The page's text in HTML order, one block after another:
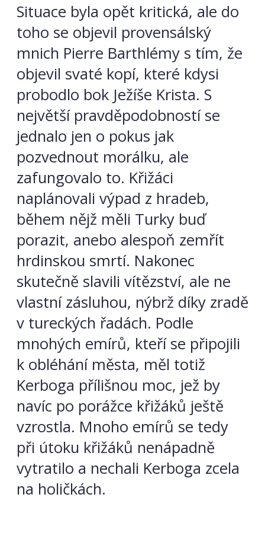
Situace byla opět kritická, ale do
toho se objevil provensálský
mnich Pierre Barthlémy s tím, že
objevil svaté kopí, které kdysi
probodlo bok Ježíše Krista. S
největší pravděpodobností se
jednalo jen o pokus jak
pozvednout morálku, ale
zafungovalo to. Křižáci
naplánovali výpad z hradeb,
během nějž měli Turky buď
porazit, anebo alespoň zemřít
hrdinskou smrtí. Nakonec
skutečně slavili vítězství, ale ne
vlastní zásluhou, nýbrž díky zradě
v tureckých řadách. Podle
mnohých emírů, kteří se připojili
k obléhání města, měl totiž
Kerboga přílišnou moc, jež by
navíc po porážce křižáků ještě
vzrostla. Mnoho emírů se tedy
při útoku křižáků nenápadně
vytratilo a nechali Kerboga zcela
na holičkách.